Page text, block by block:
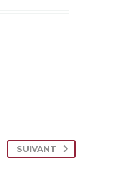
SUIVANT